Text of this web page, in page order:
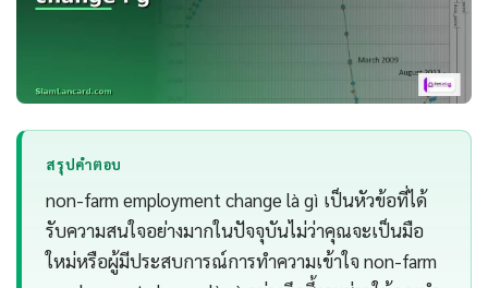
สรุปคำตอบ
non-farm employment change là gì เป็นหัวข้อที่ได้
รับความสนใจอย่างมากในปัจจุบันไม่ว่าคุณจะเป็นมือ
ใหม่หรือผู้มีประสบการณ์การทำความเข้าใจ non-farm